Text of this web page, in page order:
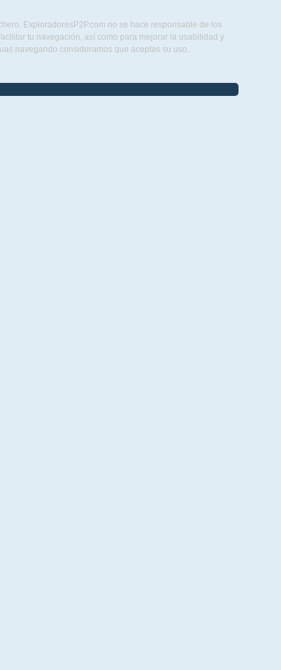
ExploradoresP2P.com no se hace responsable de los
tu navegación, así como para mejorar la usabilidad y
navegando consideramos que aceptas su uso.